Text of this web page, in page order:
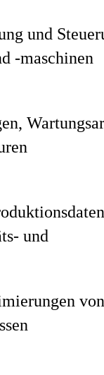
und
-maschinen
und